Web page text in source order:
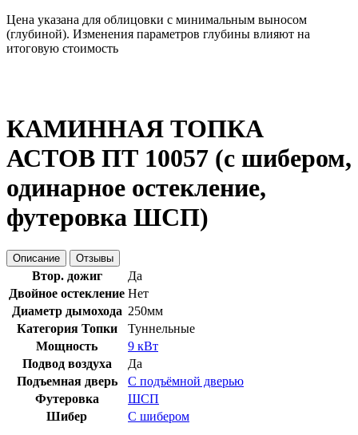
Цена указана для облицовки с минимальным выносом
(глубиной). Изменения параметров глубины влияют на
итоговую стоимость
КАМИННАЯ ТОПКА
АСТОВ ПТ 10057 (с шибером,
одинарное остекление,
футеровка ШСП)
Описание Отзывы
Втор. дожиг
Да
Двойное остекление Нет
Диаметр дымохода 250мм
Категория Топки
Туннельные
Мощность
9 кВт
Подвод воздуха
Да
Подъемная дверь
С подъёмной дверью
Футеровка
ШСП
Шибер
С шибером